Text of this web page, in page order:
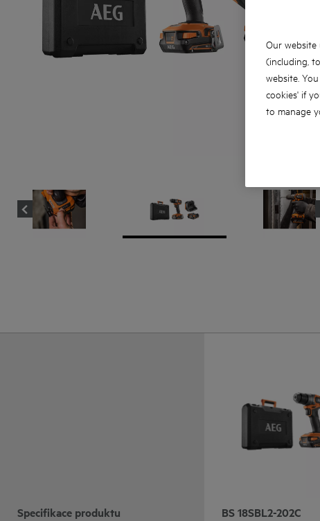
Specifikace produktu BS 18SBL2-202C
Our website
(including,
website.
cookies' if
to manage